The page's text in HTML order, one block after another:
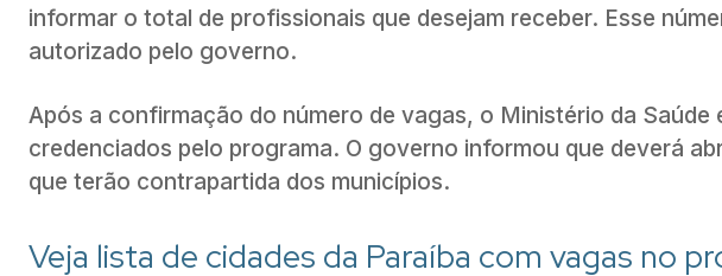
informar o total de profissionais que desejam receber. Esse
autorizado pelo governo.
Após a confirmação do número de vagas, o Ministério da
credenciados pelo programa. O governo informou que deverá
que terão contrapartida dos municípios.
Veja lista de cidades da Paraíba com vagas no